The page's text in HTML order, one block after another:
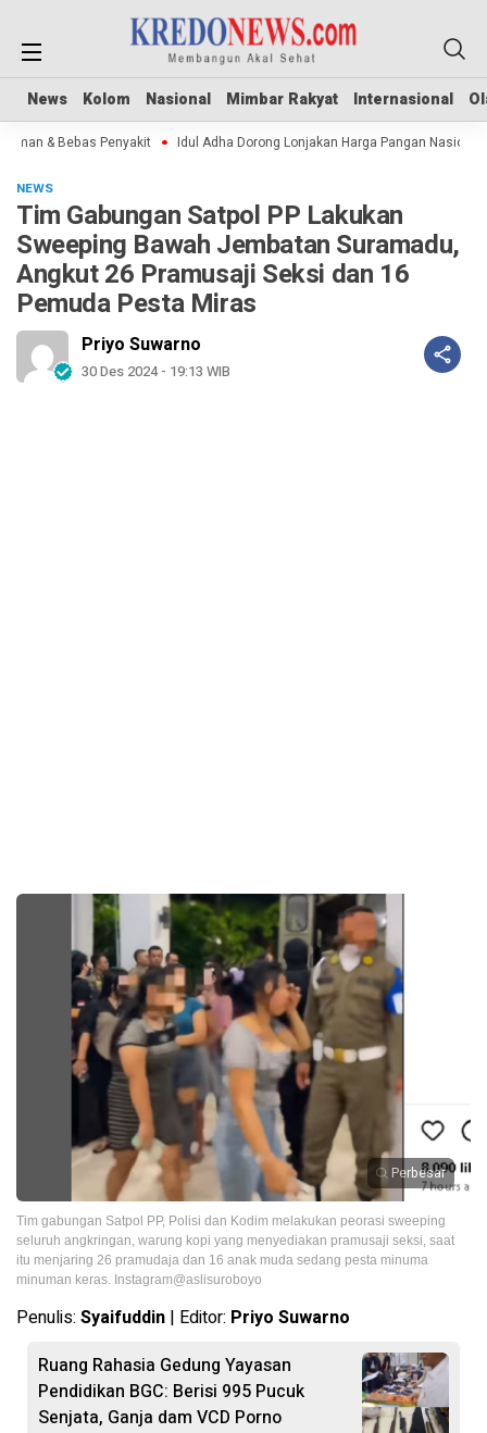
News Kolom Nasional Mimbar Rakyat Internasional
News Kolom Nasional Mimbar Rakyat Internasional
& Bebas Penyakit Idul Adha Dorong Lonjakan Harga Pangan Nasional
NEWS
Tim Gabungan Satpol PP Lakukan
Sweeping Bawah Jembatan Suramadu,
Angkut 26 Pramusaji Seksi dan 16
Pemuda Pesta Miras
Priyo Suwarno
30 Des 2024 - 19:13 WIB
Perbesar
Tim gabungan Satpol PP, Polisi dan Kodim melakukan peorasi sweeping
seluruh angkringan, warung kopi yang menyediakan pramusaji seksi, saat
itu menjaring 26 pramudaja dan 16 anak muda sedang pesta minuma
minuman keras. Instagram@aslisuroboyo
Penulis: Syaifuddin | Editor: Priyo Suwarno
Ruang Rahasia Gedung Yayasan
Pendidikan BGC: Berisi 995 Pucuk
Senjata, Ganja dam VCD Porno